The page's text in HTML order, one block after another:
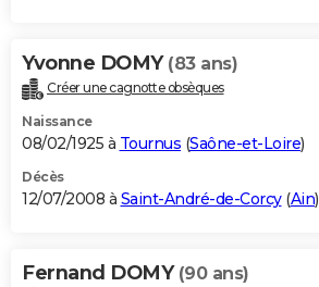
Yvonne DOMY (83 ans)
Créer une cagnotte obsèques
Naissance
08/02/1925 à Tournus (Saône-et-Loire)
Décès
12/07/2008 à Saint-André-de-Corcy(Ain)
Fernand DOMY (90 ans)